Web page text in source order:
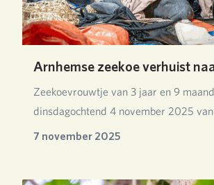
Arnhemse zeekoe verhuist
Zeekoevrouwtje van 3 jaar en 9
dinsdagochtend 4 november 2025
Burgers…
7 november 2025